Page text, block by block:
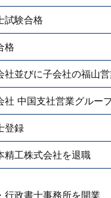
試験合格
格
社並びに子会社の福山
社 中国支社営業グルー
登録
精工株式会社を退職
行政書士事務所を開業